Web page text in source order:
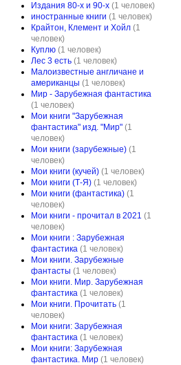
Издания 80-х и 90-х (1 человек)
иностранные книги (1 человек)
Крайтон, Клемент и Хойл (1
человек)
Куплю (1 человек)
Лес 3 есть (1 человек)
Малоизвестные англичане и
американцы (1 человек)
Мир - Зарубежная фантастика
(1 человек)
Мои книги "Зарубежная
фантастика" изд. "Мир" (1
человек)
Мои книги (зарубежные) (1
человек)
Мои книги (кучей) (1 человек)
Мои книги (Т-Я) (1 человек)
Мои книги (фантастика) (1
человек)
Мои книги - прочитал в 2021 (1
человек)
Мои книги : Зарубежная
фантастика (1 человек)
Мои книги. Зарубежные
фантасты (1 человек)
Мои книги. Мир. Зарубежная
фантастика (1 человек)
Мои книги. Прочитать (1
человек)
Мои книги: Зарубежная
фантастика (1 человек)
Мои книги: Зарубежная
фантастика. Мир (1 человек)